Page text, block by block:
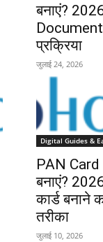
बनाएं?
प्रक्रिया
जुलाई 24, 2026
Digital Guides &
PAN
बनाएं?
कार्ड बनाने
तरीका
जुलाई 10, 2026